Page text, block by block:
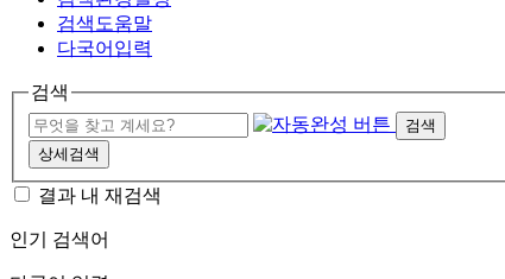
검색도움말
다국어입력
검색
검색
상세검색
결과 내 재검색
인기 검색어